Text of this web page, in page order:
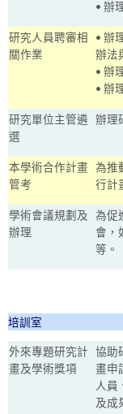
• 辦
研究人員聘審相
關作業
• 辦
辦法
• 辦
• 辦
研究單位主管遴
選
辦理
本學術合作計畫
管考
為推
行計
學術會議規劃及
辦理
為促
會，
等。
培訓室
外來專題研究計
畫及學術獎項
協助
畫申
人員
及成